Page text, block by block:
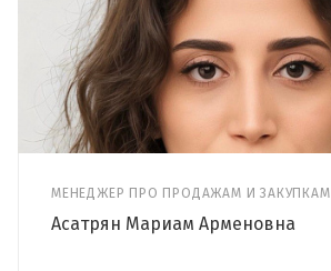
МЕНЕДЖЕР ПРО ПРОДАЖАМ И ЗАКУПКАМ
Асатрян Мариам Арменовна